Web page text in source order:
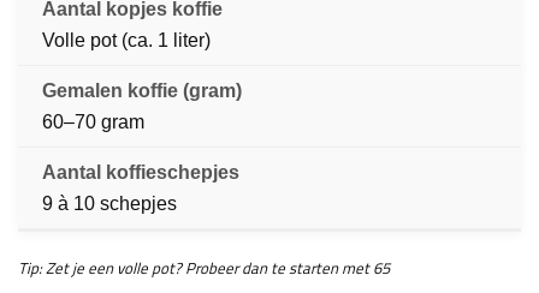
Volle pot (ca. 1 liter)
60–70 gram
9 à 10 schepjes
Tip: Zet je een volle pot? Probeer dan te starten met 65